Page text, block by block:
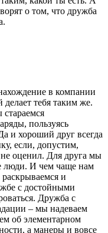
о том, что дружба
в компании
тебя таким же.
пользуясь
и хороший друг всегда
если, допустим,
оценил. Для друга мы
люди. И чем чаще нам
и
с достойными
Дружба с
– мы надеваем
об элементарном
а манеры и вовсе